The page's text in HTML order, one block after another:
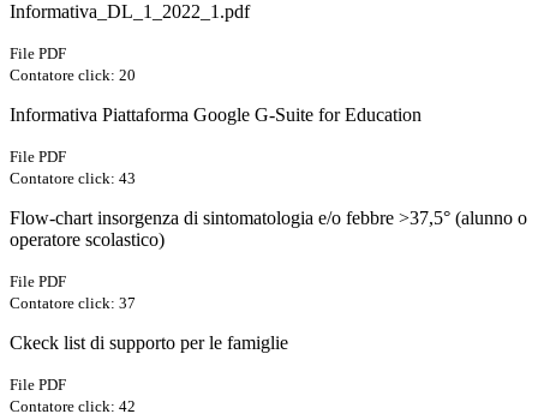
Informativa_DL_1_2022_1.pdf
File PDF
Contatore click: 20
Informativa Piattaforma Google G-Suite for Education
File PDF
Contatore click: 43
Flow-chart insorgenza di sintomatologia e/o febbre >37,5° (alunno o
operatore scolastico)
File PDF
Contatore click: 37
Ckeck list di supporto per le famiglie
File PDF
Contatore click: 42